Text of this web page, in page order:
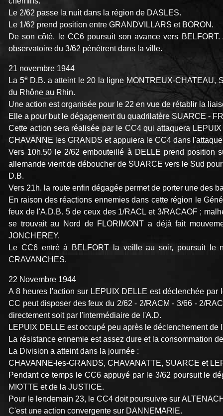
Le 2/62 passe la nuit dans la région de DASLES.
Le 1/62 prend position entre GRANDVILLARS et BORON.
De son côté, le CC6 poursuit son avance vers
observatoire du 3/62 pénètrent dans la ville.
21 novembre 1944
La 5e D.B. a atteint le 20 la ligne MONTREUX-CHATEAU,
du Rhône au Rhin.
Une action est organisée pour le 22 en vue de rétablir la
Elle a pour but le dégagement du quadrilatère SUARCE -
Cette action sera réalisée par le CC4 qui attaquera
CHAVANNE les GRANDS et appuiera le CC4 dans
Vers 10h.50 le 2/62 embouteillé à DELLE prend position
allemande vient de déboucher de SUARCE vers le Sud
D.B.
Vers 21h. la route enfin dégagée permet de porter une des
En raison des réactions ennemies dans cette région le
feux de l'A.D.B. 5 de ceux des 1/RACL et 3/RACAOF ;
se trouvait au Nord de FLORIMONT a déjà fait
JONCHEREY.
Le CC6 entré à BELFORT la veille au soir, poursuit le
CRAVANCHES.
22 Novembre 1944
A 8 heures l'action sur LEPUIX DELLE est déclenchée
CC peut disposer des feux du 2/62 - 2/RACM - 3/66 - 2/
directement soit par l'intermédiaire de l'A.D.
LEPUIX DELLE est occupé peu après le déclenchement
La résistance ennemie est assez dure et la consommation
La Division a atteint dans la journée :
CHAVANNE-les-GRANDS, CHAVANATTE, SUARCE et
Pendant ce temps le CC6 appuyé par le 3/62 poursuit le
MIOTTE et de la JUSTICE.
Pour le lendemain 23, le CC4 doit poursuivre sur
C'est une action convergente sur DANNEMARIE.